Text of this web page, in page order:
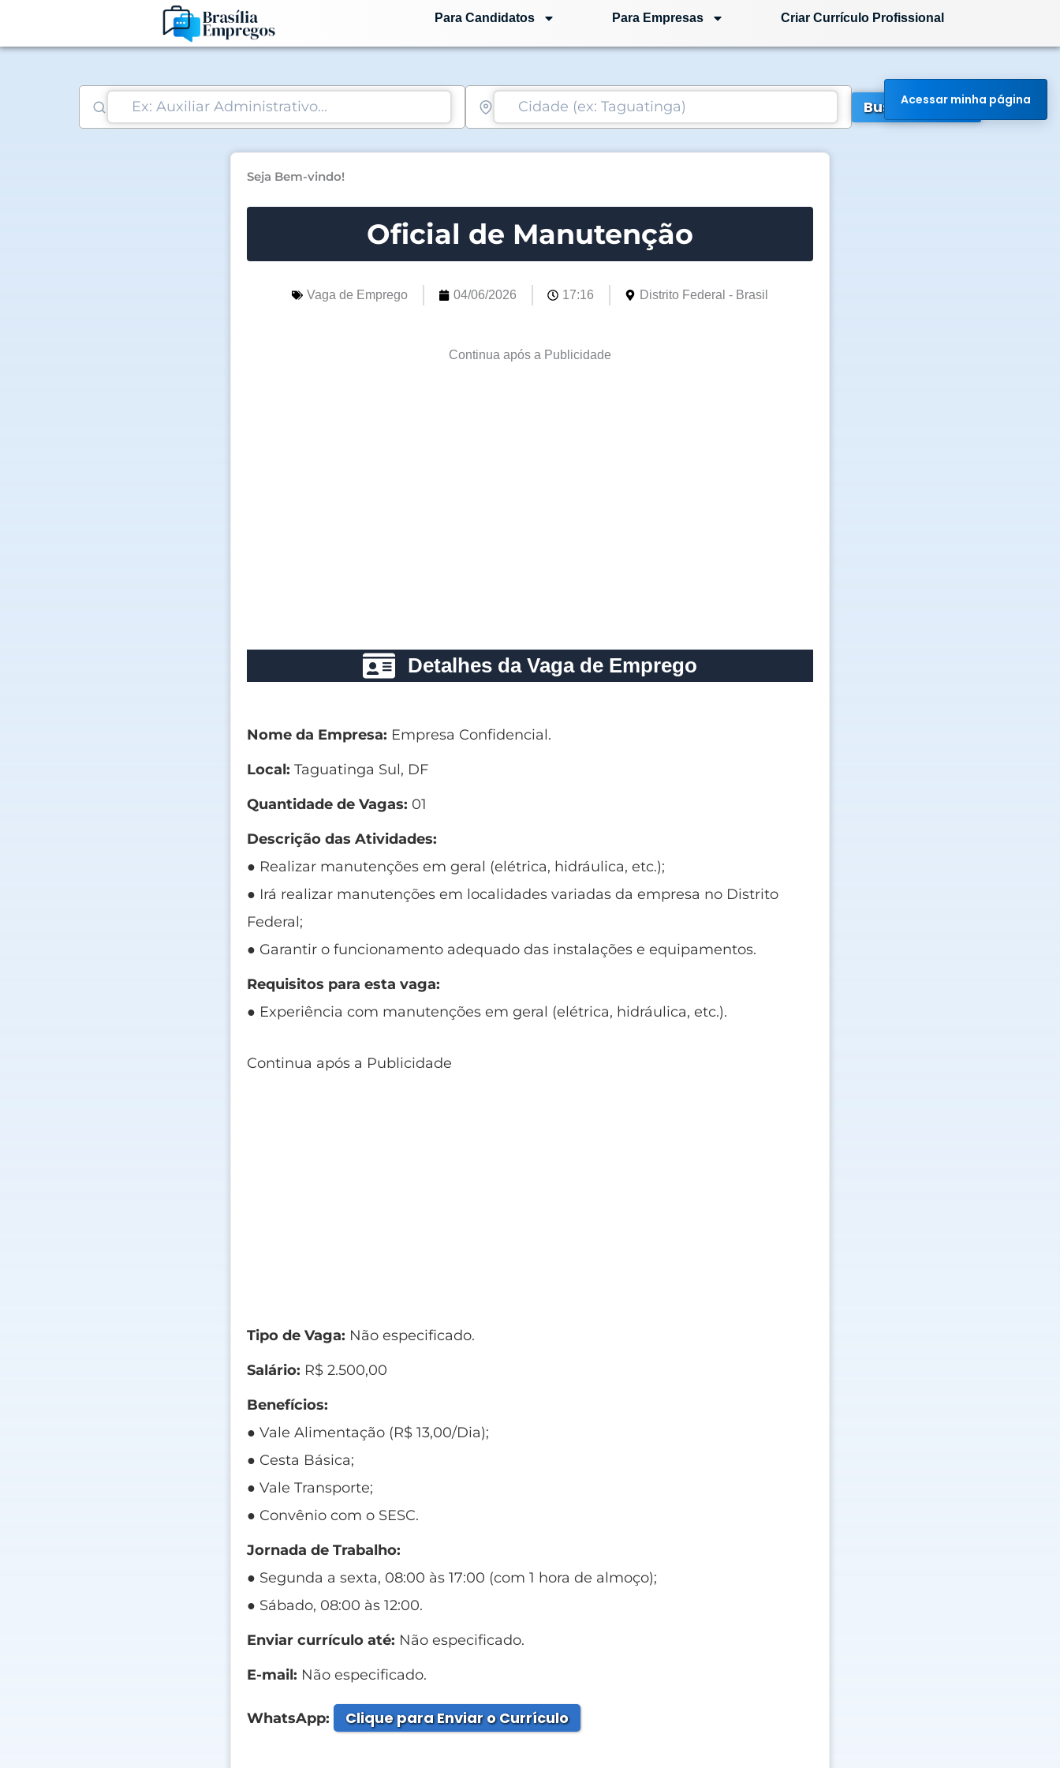
o
Para Candidatos Para Empresas Criar Currículo Profissional
Buscar Vagas
Seja Bem-vindo!
Oficial de Manutenção
Vaga de Emprego 04/06/2026 17:16 Distrito Federal - Brasil
Continua após a Publicidade
Detalhes da Vaga de Emprego
Nome da Empresa: Empresa Confidencial.
Local: Taguatinga Sul, DF
Quantidade de Vagas: 01
Descrição das Atividades:
● Realizar manutenções em geral (elétrica, hidráulica, etc.);
● Irá realizar manutenções em localidades variadas da empresa no Distrito
Federal;
● Garantir o funcionamento adequado das instalações e equipamentos.
Requisitos para esta vaga:
● Experiência com manutenções em geral (elétrica, hidráulica, etc.).
Continua após a Publicidade
Tipo de Vaga: Não especificado.
Salário: R$ 2.500,00
Benefícios:
● Vale Alimentação (R$ 13,00/Dia);
● Cesta Básica;
● Vale Transporte;
● Convênio com o SESC.
Jornada de Trabalho:
● Segunda a sexta, 08:00 às 17:00 (com 1 hora de almoço);
● Sábado, 08:00 às 12:00.
Enviar currículo até: Não especificado.
E-mail: Não especificado.
WhatsApp: Clique para Enviar o Currículo
Acessar minha página